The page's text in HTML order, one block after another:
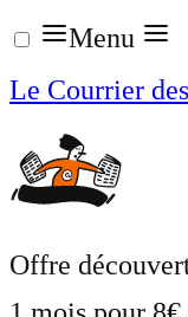
Aller
au
contenu
Menu
Le Courrier
Offre